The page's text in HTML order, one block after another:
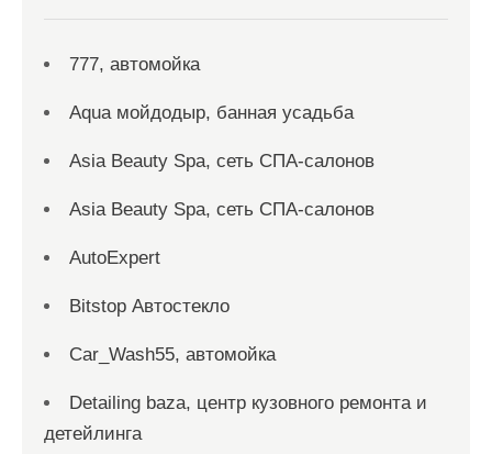
777, автомойка
Aqua мойдодыр, банная усадьба
Asia Beauty Spa, сеть СПА-салонов
Asia Beauty Spa, сеть СПА-салонов
AutoExpert
Bitstop Автостекло
Car_Wash55, автомойка
Detailing baza, центр кузовного ремонта и
детейлинга